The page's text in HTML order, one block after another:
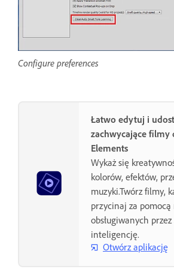
Configure preferences
Łatwo edytuj i
zachwycające filmy
Elements
Wykaż się
kolorów, efektów,
muzyki.Twórz filmy,
przycinaj za pomocą
obsługiwanych
inteligencję.
Otwórz aplikację